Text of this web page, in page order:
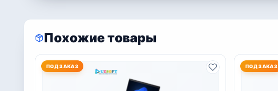
Похожие товары
ПОД ЗАКАЗ ПОД ЗАКАЗ